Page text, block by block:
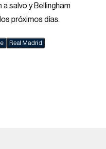
salvo y Bellingham
próximos días.
Real Madrid